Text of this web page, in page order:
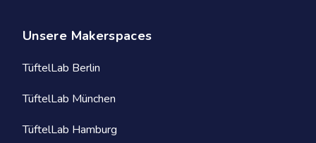
Unsere Makerspaces
TüftelLab Berlin
TüftelLab München
TüftelLab Hamburg